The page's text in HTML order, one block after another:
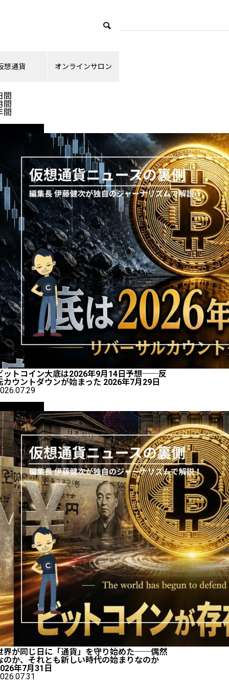
想通貨 オンラインサロン
ランキング
間
間
間
ットコイン大底は2026年9月14日予想──反
カウントダウンが始まった 2026年7月29日
界が同じ日に「通貨」を守り始めた──偶然
のか、それとも新しい時代の始まりなのか
年7月31日